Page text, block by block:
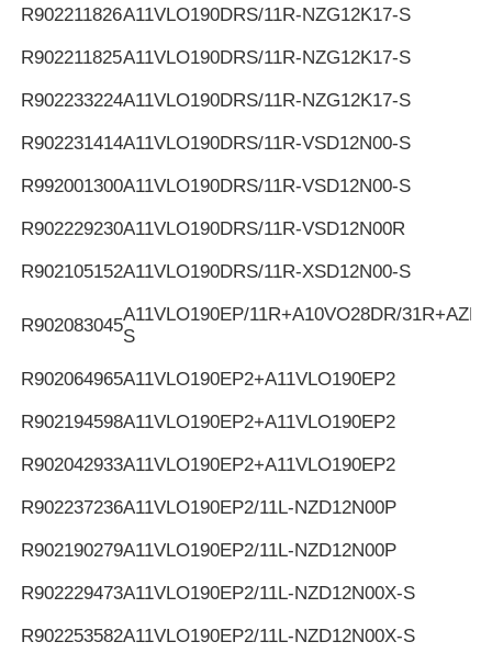
R902211826A11VLO190DRS/11R-NZG12K17-S
R902211825A11VLO190DRS/11R-NZG12K17-S
R902233224A11VLO190DRS/11R-NZG12K17-S
R902231414A11VLO190DRS/11R-VSD12N00-S
R992001300A11VLO190DRS/11R-VSD12N00-S
R902229230A11VLO190DRS/11R-VSD12N00R
R902105152A11VLO190DRS/11R-XSD12N00-S
R902083045
A11VLO190EP/11R+A10VO28DR/
S
R902064965A11VLO190EP2+A11VLO190EP2
R902194598A11VLO190EP2+A11VLO190EP2
R902042933A11VLO190EP2+A11VLO190EP2
R902237236A11VLO190EP2/11L-NZD12N00P
R902190279A11VLO190EP2/11L-NZD12N00P
R902229473A11VLO190EP2/11L-NZD12N00X-S
R902253582A11VLO190EP2/11L-NZD12N00X-S